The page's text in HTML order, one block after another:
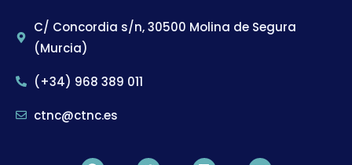
C/ Concordia s/n, 30500 Molina de Segura
(Murcia)
(+34) 968 389 011
ctnc@ctnc.es